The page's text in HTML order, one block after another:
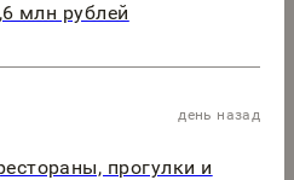
млн рублей
день назад
прогулки и